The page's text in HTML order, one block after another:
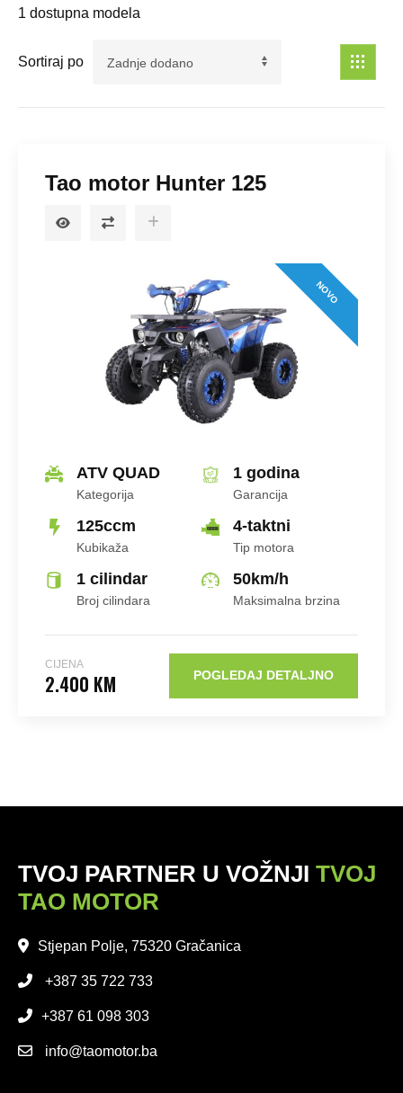
Maksimalna Snaga
Broj Cilindara
1 dostupna modela
Sortiraj po
Tao motor Hunter 125
NOVO
ATV QUAD
Kategorija
1 godina
Garancija
125ccm
Kubikaža
4-taktni
Tip motora
1 cilindar
Broj cilindara
50km/h
Maksimalna brzina
CIJENA
2.400 KM POGLEDAJ DETALJNO
TVOJ PARTNER U VOŽNJI TVOJ
TAO MOTOR
Stjepan Polje, 75320 Gračanica
+387 35 722 733
+387 61 098 303
info@taomotor.ba